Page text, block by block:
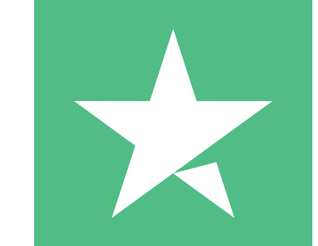
10 Descargas
20 00